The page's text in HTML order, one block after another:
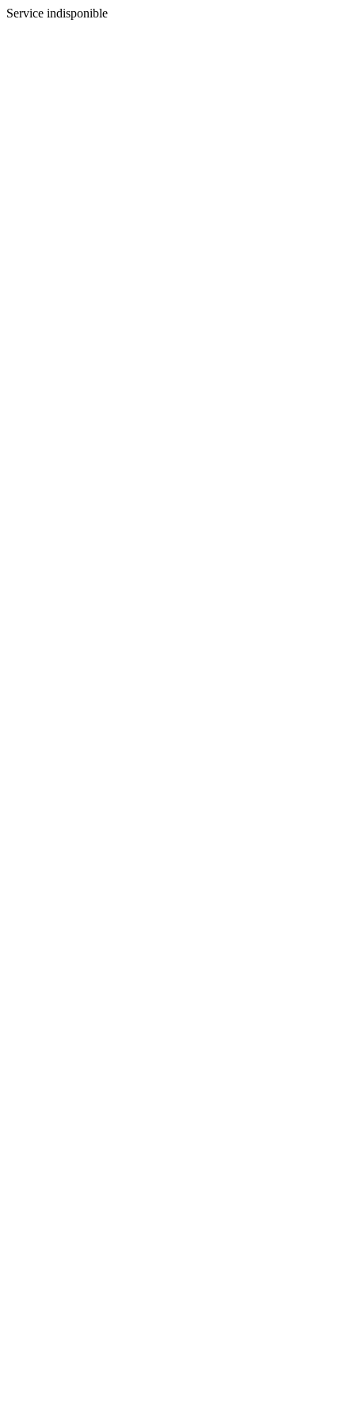
Service indisponible